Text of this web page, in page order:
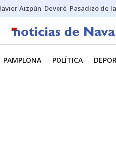
Javier Aizpún Devoré Pasadizo de
PAMPLONA POLÍTICA